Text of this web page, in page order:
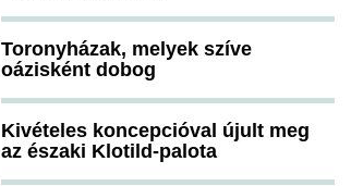
Toronyházak, melyek szíve
oázisként dobog
Kivételes koncepcióval újult meg
az északi Klotild-palota